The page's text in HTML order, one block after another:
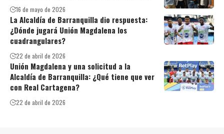
16 de mayo de 2026
La Alcaldía de Barranquilla dio respuesta:
¿Dónde jugará Unión Magdalena los
cuadrangulares?
22 de abril de 2026
Unión Magdalena y una solicitud a la
Alcaldía de Barranquilla: ¿Qué tiene que ver
con Real Cartagena?
22 de abril de 2026